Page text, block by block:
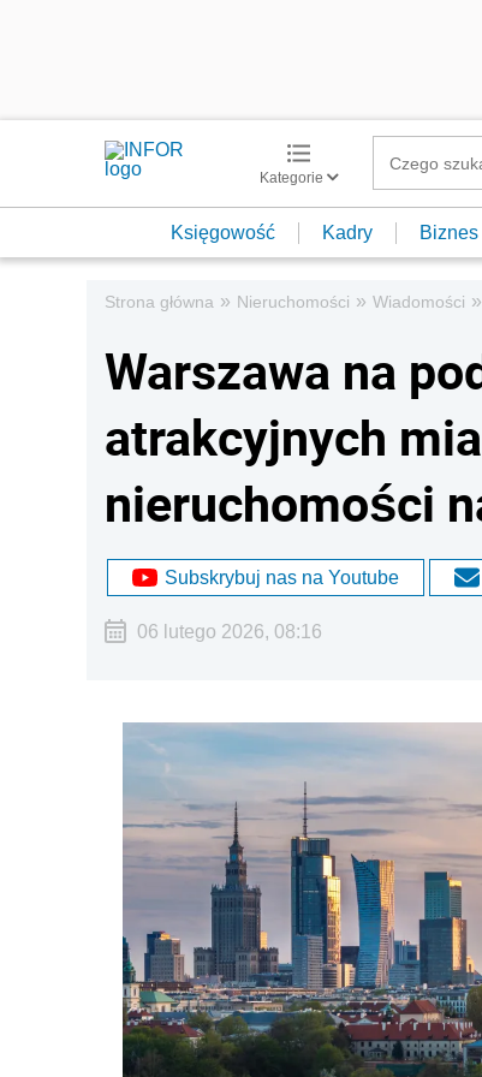
Kategorie
Księgowość Kadry Biznes
Strona główna » Nieruchomości » Wiadomości »
Warszawa na
atrakcyjnych
nieruchomości
Subskrybuj nas na Youtube
06 lutego 2026, 08:16